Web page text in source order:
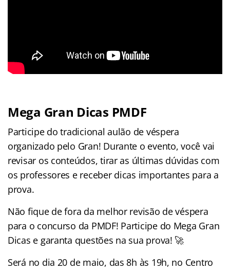
Mega Gran Dicas PMDF
Participe do tradicional aulão de véspera
organizado pelo Gran! Durante o evento, você vai
revisar os conteúdos, tirar as últimas dúvidas com
os professores e receber dicas importantes para a
prova.
Não fique de fora da melhor revisão de véspera
para o concurso da PMDF! Participe do Mega Gran
Dicas e garanta questões na sua prova! 🚀
Será no dia 20 de maio, das 8h às 19h, no Centro